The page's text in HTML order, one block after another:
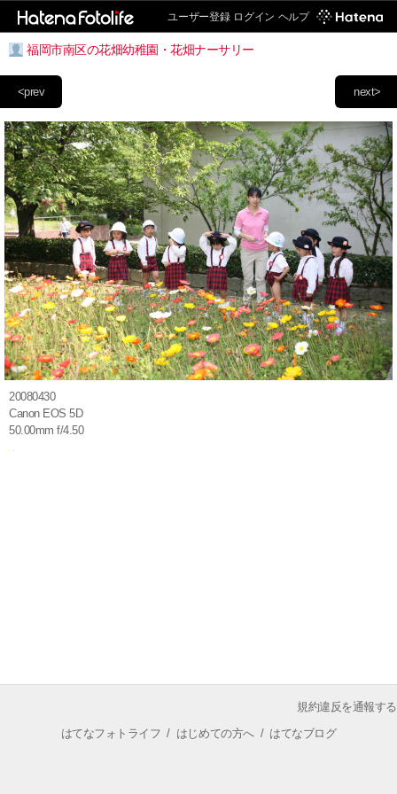
ユーザー登録 ログイン ヘルプ
福岡市南区の花畑幼稚園・花畑ナーサリー
next>
<prev
20080430
Canon EOS 5D
50.00mm f/4.50
規約違反を通報する
はてなフォトライフ / はじめての方へ/ はてなブログ